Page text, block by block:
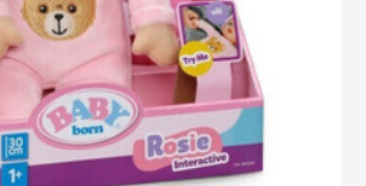
Κούκλα Με Ήχους
Born Διαδραστική Κούκλα Με
Ήχους 30cm